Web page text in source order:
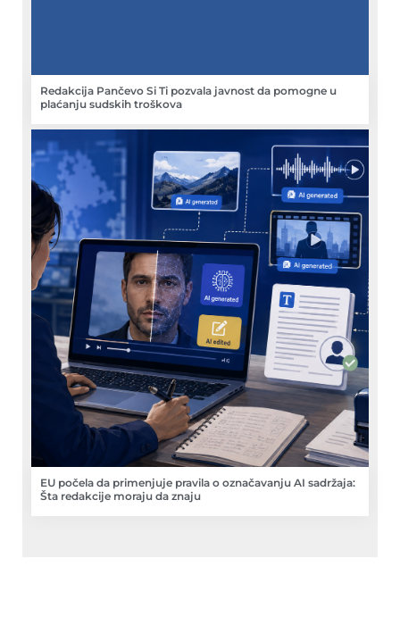
Redakcija Pančevo Si Ti pozvala javnost da pomogne u
plaćanju sudskih troškova
EU počela da primenjuje pravila o označavanju AI sadržaja:
Šta redakcije moraju da znaju